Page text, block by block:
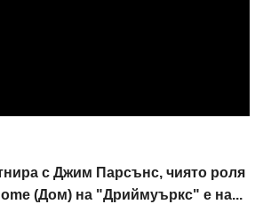
с Джим Парсънс, чиято роля
(Дом) на "Дриймуъркс" е на...